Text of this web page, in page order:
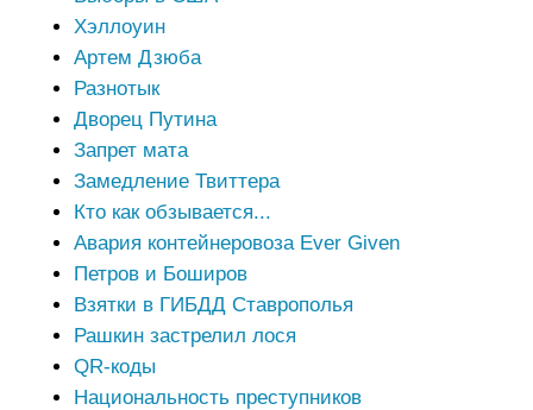
Хэллоуин
Артем Дзюба
Разнотык
Дворец Путина
Запрет мата
Замедление Твиттера
Кто как обзывается...
Авария контейнеровоза Ever Given
Петров и Боширов
Взятки в ГИБДД Ставрополья
Рашкин застрелил лося
QR-коды
Национальность преступников